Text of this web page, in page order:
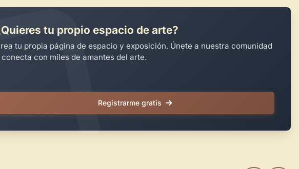
tu propio espacio de arte?
tu propia página de espacio y exposición. Únete a nuestra comunidad
con miles de amantes del arte.
Registrarme gratis